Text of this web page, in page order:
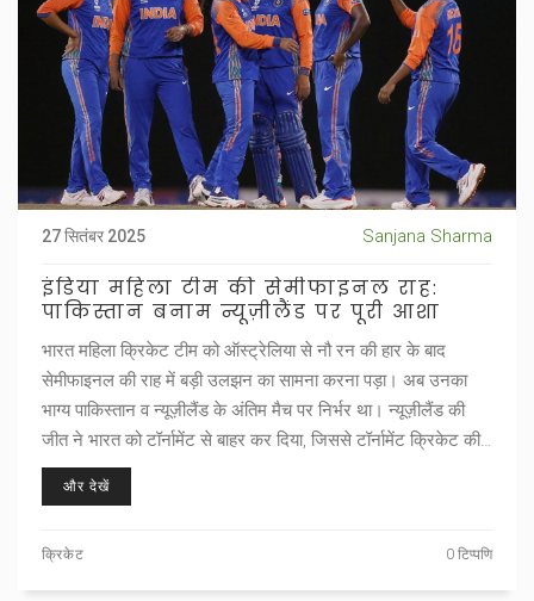
27 सितंबर 2025 Sanjana Sharma
इंडिया महिला टीम की सेमीफाइनल राह:
पाकिस्तान बनाम न्यूज़ीलैंड पर पूरी आशा
भारत महिला क्रिकेट टीम को ऑस्ट्रेलिया से नौ रन की हार के बाद
सेमीफाइनल की राह में बड़ी उलझन का सामना करना पड़ा। अब उनका
भाग्य पाकिस्तान व न्यूज़ीलैंड के अंतिम मैच पर निर्भर था। न्यूज़ीलैंड की
जीत ने भारत को टॉर्नामेंट से बाहर कर दिया, जिससे टॉर्नामेंट क्रिकेट की
अनिश्चितता फिर से सामने आई.
और देखें
क्रिकेट 0 टिप्पणि